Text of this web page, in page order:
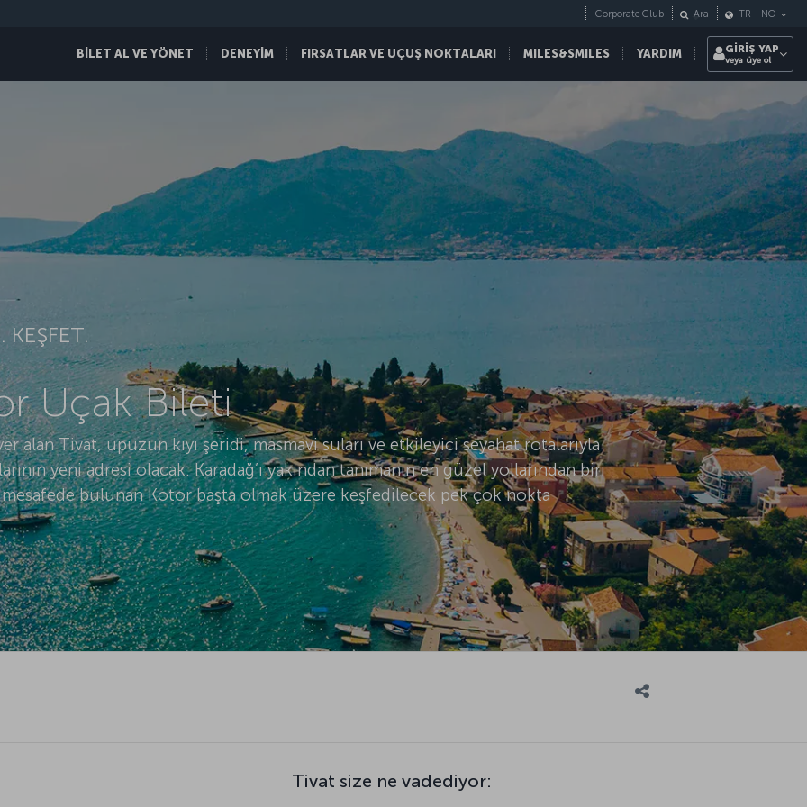
BİLET AL VE YÖNET DENEYİM FIRSATLAR VE UÇUŞ NOKTALARI MILES&SMILES YARDIM
Corporate Club Ara TR - NO
GİRİŞ YAP
veya üye ol
Uçak Bileti
alan Tivat, upuzun kıyı şeridi, masmavi suları ve etkileyici seyahat rotalarıyla
yeni adresi olacak. Karadağ’ı yakından tanımanın en güzel yollarından biri
mesafede bulunan Kotor başta olmak üzere keşfedilecek pek çok nokta
Tivat size ne vadediyor: